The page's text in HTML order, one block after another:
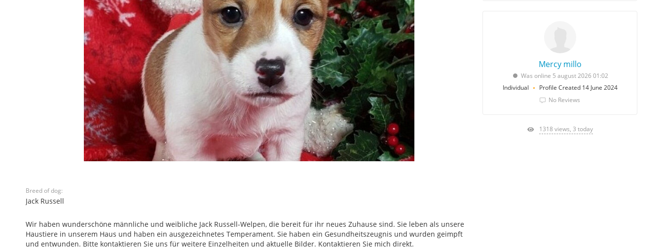
Breed of dog:
Jack Russell
Wir haben wunderschöne männliche und weibliche Jack Russell-Welpen, die bereit für ihr neues Zuhause sind. Sie leben als unsere
Haustiere in unserem Haus und haben ein ausgezeichnetes Temperament. Sie haben ein Gesundheitszeugnis und wurden geimpft
und entwunden. Bitte kontaktieren Sie uns für weitere Einzelheiten und aktuelle Bilder. Kontaktieren Sie mich direkt.
Mercy millo
Was online 5 august 2026 01:02
Individual
Profile Created 14 June 2024
No Reviews
1318 views, 3 today